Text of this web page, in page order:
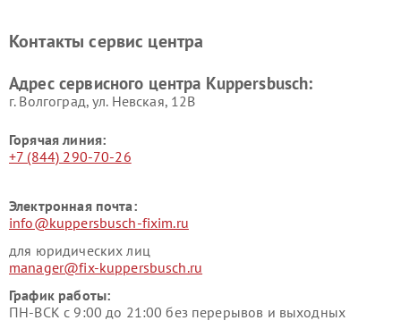
Kuppersbusch
вакуумных упаковщиков
Ремонт сушильных машин Kuppersbusch
Контакты сервис центра
Адрес сервисного центра Kuppersbusch:
г. Волгоград, ул. Невская, 12В
Горячая линия:
+7 (844) 290-70-26
Электронная почта:
info@kuppersbusch-fixim.ru
для юридических лиц
manager@fix-kuppersbusch.ru
График работы:
ПН-ВСК с 9:00 до 21:00 без перерывов и выходных